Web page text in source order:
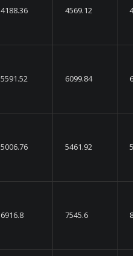
4188.36 4569.12
5591.52 6099.84
5006.76 5461.92
6916.8 7545.6